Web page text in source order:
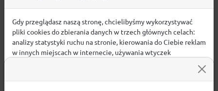
Opinie
ŚREDNIA OCENA:
Nie ma jeszcze żadnej recenzji produktu
Gdy przeglądasz naszą stronę, chcielibyśmy wykorzystywać
pliki cookies do zbierania danych w trzech głównych celach:
analizy statystyki ruchu na stronie, kierowania do Ciebie reklam
w innych miejscach w internecie, używania wtyczek
używanych plików cookies.